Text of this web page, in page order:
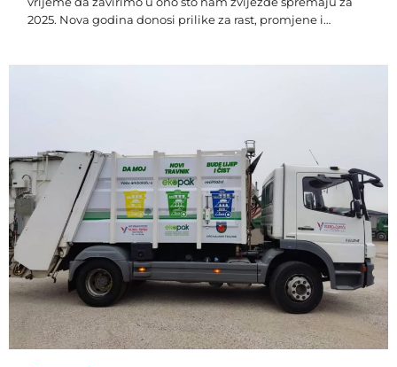
2025. Nova godina donosi prilike za rast, promjene i